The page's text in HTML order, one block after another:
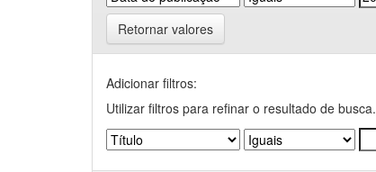
Retornar valores
Adicionar filtros:
Utilizar filtros para refinar o resultado de busca.